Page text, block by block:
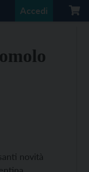
Accedi
novità